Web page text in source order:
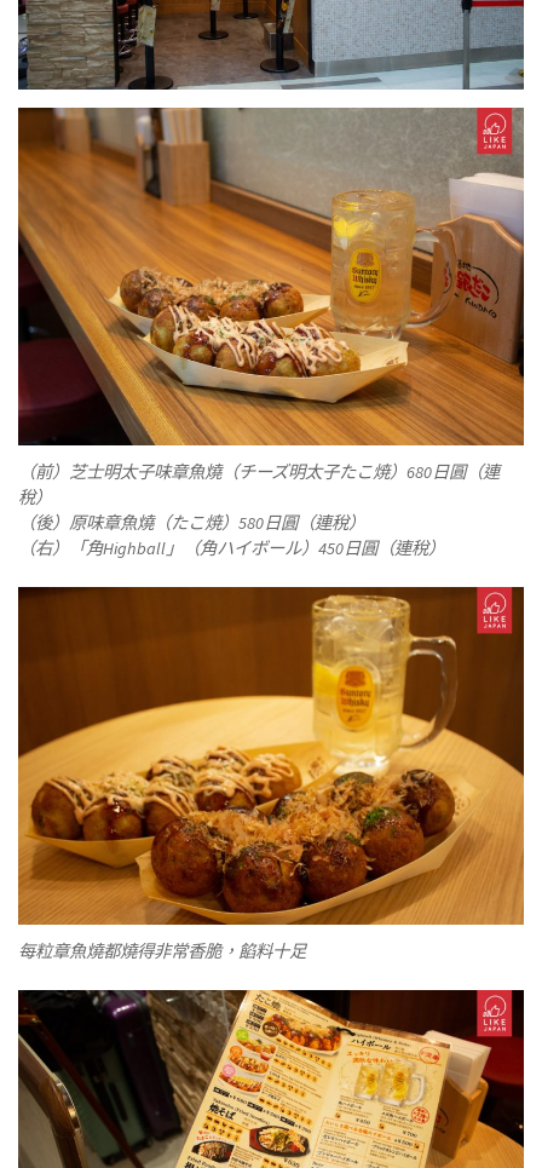
（前）芝士明太子味章魚燒（チーズ明太子たこ焼）680日圓（連
稅）
（後）原味章魚燒（たこ焼）580日圓（連稅）
（右）「角Highball」（角ハイボール）450日圓（連稅）
每粒章魚燒都燒得非常香脆，餡料十足